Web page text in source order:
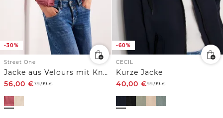
-30%
Street One
Jacke aus Velours mit Knopfleiste
56,00 €79,99€
-60%
CECIL
Kurze Jacke
40,00 €99,99€